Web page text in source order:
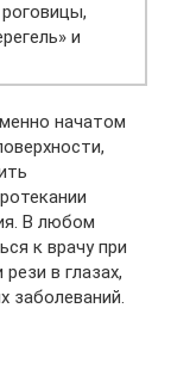
и
начатом
В любом
к врачу при
в глазах,
заболеваний.